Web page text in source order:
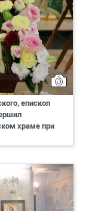
епископ
храме при